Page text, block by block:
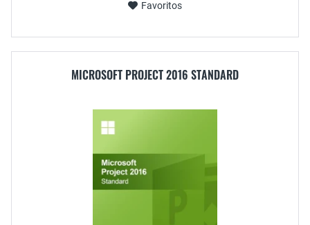
Favoritos
MICROSOFT PROJECT 2016 STANDARD